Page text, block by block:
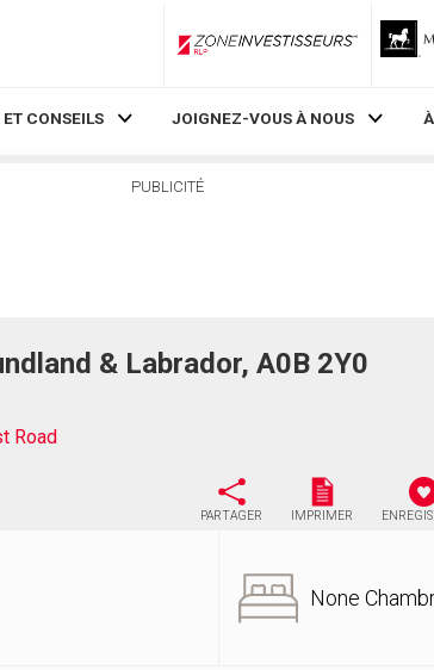
ZoneInvestisseurs RLP
CONSEILS JOIGNEZ-VOUS À NOUS
PUBLICITÉ
& Labrador, A0B 2Y0
Road
PARTAGER IMPRIMER
None